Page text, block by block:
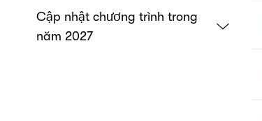
Cập nhật chương trình trong
năm 2027